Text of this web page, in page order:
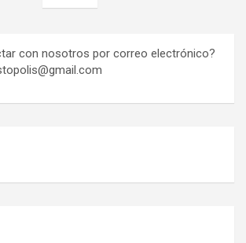
con nosotros por correo electrónico?